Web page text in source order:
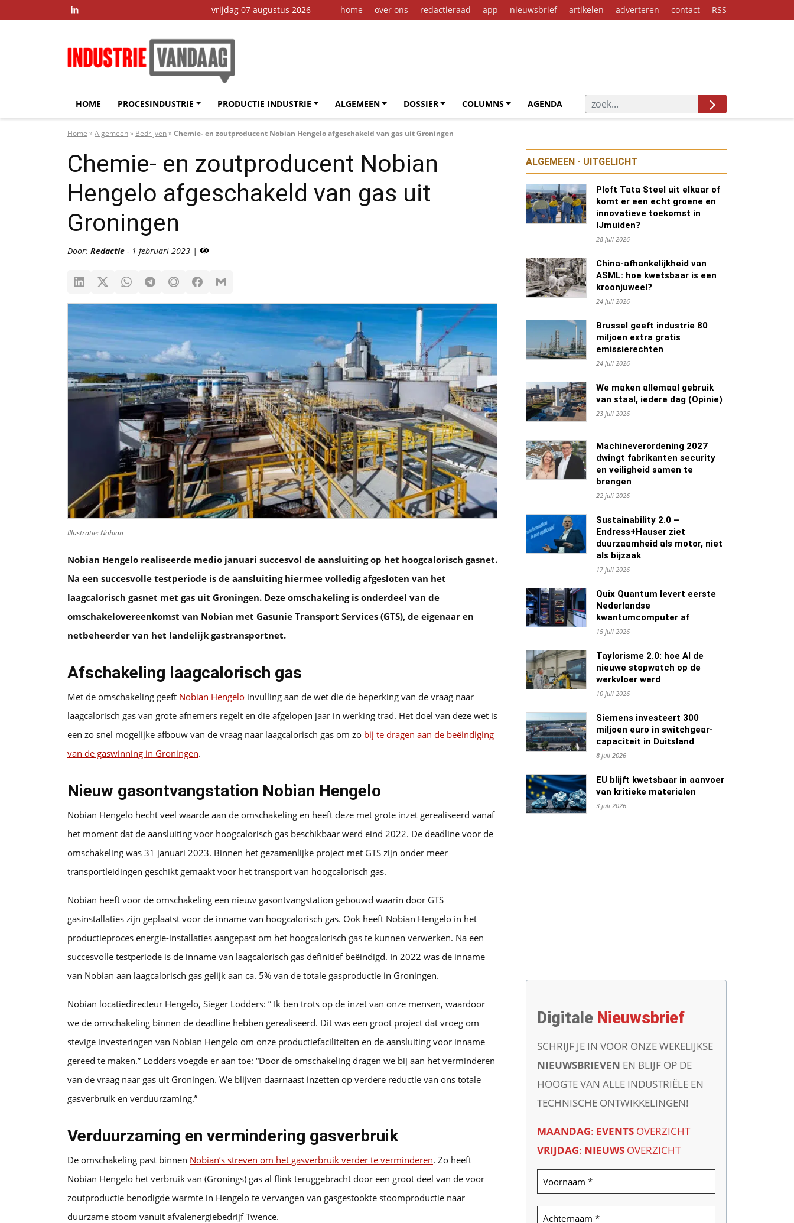
 vrijdag 07 augustus 2026 home over ons redactieraad app nieuwsbrief artikelen adverteren contact RSS
HOME PROCESINDUSTRIE PRODUCTIE INDUSTRIE ALGEMEEN DOSSIER COLUMNS AGENDA
Home »Algemeen» Bedrijven»Chemie- en zoutproducent Nobian Hengelo afgeschakeld van gas uit Groningen
Chemie- en zoutproducent Nobian
Hengelo afgeschakeld van gas uit
Groningen
Door: Redactie - 1 februari 2023 |
Illustratie: Nobian
Nobian Hengelo realiseerde medio januari succesvol de aansluiting op het hoogcalorisch gasnet.
Na een succesvolle testperiode is de aansluiting hiermee volledig afgesloten van het
laagcalorisch gasnet met gas uit Groningen. Deze omschakeling is onderdeel van de
omschakelovereenkomst van Nobian met Gasunie Transport Services (GTS), de eigenaar en
netbeheerder van het landelijk gastransportnet.
Afschakeling laagcalorisch gas
Met de omschakeling geeft Nobian Hengelo invulling aan de wet die de beperking van de vraag naar
laagcalorisch gas van grote afnemers regelt en die afgelopen jaar in werking trad. Het doel van deze wet is
een zo snel mogelijke afbouw van de vraag naar laagcalorisch gas om zo bij te dragen aan de beëindiging
van de gaswinning in Groningen.
Nieuw gasontvangstation Nobian Hengelo
Nobian Hengelo hecht veel waarde aan de omschakeling en heeft deze met grote inzet gerealiseerd vanaf
het moment dat de aansluiting voor hoogcalorisch gas beschikbaar werd eind 2022. De deadline voor de
omschakeling was 31 januari 2023. Binnen het gezamenlijke project met GTS zijn onder meer
transportleidingen geschikt gemaakt voor het transport van hoogcalorisch gas.
Nobian heeft voor de omschakeling een nieuw gasontvangstation gebouwd waarin door GTS
gasinstallaties zijn geplaatst voor de inname van hoogcalorisch gas. Ook heeft Nobian Hengelo in het
productieproces energie-installaties aangepast om het hoogcalorisch gas te kunnen verwerken. Na een
succesvolle testperiode is de inname van laagcalorisch gas definitief beëindigd. In 2022 was de inname
van Nobian aan laagcalorisch gas gelijk aan ca. 5% van de totale gasproductie in Groningen.
Nobian locatiedirecteur Hengelo, Sieger Lodders: ” Ik ben trots op de inzet van onze mensen, waardoor
we de omschakeling binnen de deadline hebben gerealiseerd. Dit was een groot project dat vroeg om
stevige investeringen van Nobian Hengelo om onze productiefaciliteiten en de aansluiting voor inname
gereed te maken.” Lodders voegde er aan toe: “Door de omschakeling dragen we bij aan het verminderen
van de vraag naar gas uit Groningen. We blijven daarnaast inzetten op verdere reductie van ons totale
gasverbruik en verduurzaming.”
Verduurzaming en vermindering gasverbruik
De omschakeling past binnen Nobian’s streven om het gasverbruik verder te verminderen. Zo heeft
Nobian Hengelo het verbruik van (Gronings) gas al flink teruggebracht door een groot deel van de voor
zoutproductie benodigde warmte in Hengelo te vervangen van gasgestookte stoomproductie naar
duurzame stoom vanuit afvalenergiebedrijf Twence.
ALGEMEEN - UITGELICHT
Ploft Tata Steel uit elkaar of
komt er een echt groene en
innovatieve toekomst in
IJmuiden?
28 juli 2026
China-afhankelijkheid van
ASML: hoe kwetsbaar is een
kroonjuweel?
24 juli 2026
Brussel geeft industrie 80
miljoen extra gratis
emissierechten
24 juli 2026
We maken allemaal gebruik
van staal, iedere dag (Opinie)
23 juli 2026
Machineverordening 2027
dwingt fabrikanten security
en veiligheid samen te
brengen
22 juli 2026
Sustainability 2.0 –
Endress+Hauser ziet
duurzaamheid als motor, niet
als bijzaak
17 juli 2026
Quix Quantum levert eerste
Nederlandse
kwantumcomputer af
15 juli 2026
Taylorisme 2.0: hoe AI de
nieuwe stopwatch op de
werkvloer werd
10 juli 2026
Siemens investeert 300
miljoen euro in switchgear-
capaciteit in Duitsland
8 juli 2026
EU blijft kwetsbaar in aanvoer
van kritieke materialen
3 juli 2026
Digitale Nieuwsbrief
SCHRIJF JE IN VOOR ONZE WEKELIJKSE
NIEUWSBRIEVEN EN BLIJF OP DE
HOOGTE VAN ALLE INDUSTRIËLE EN
TECHNISCHE ONTWIKKELINGEN!
MAANDAG: EVENTS OVERZICHT
VRIJDAG: NIEUWS OVERZICHT